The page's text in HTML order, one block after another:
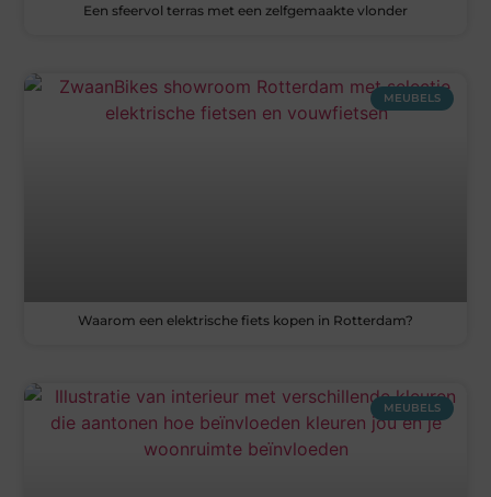
Een sfeervol terras met een zelfgemaakte vlonder
MEUBELS
Waarom een elektrische fiets kopen in Rotterdam?
MEUBELS